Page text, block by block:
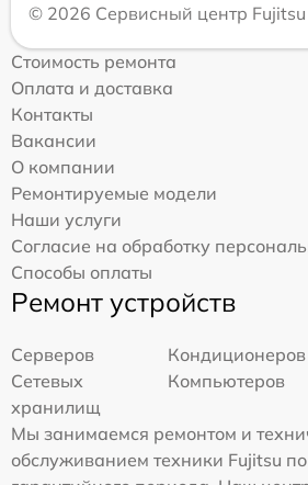
© 2026 Сервисный центр Fujitsu
Стоимость ремонта
Оплата и доставка
Контакты
Вакансии
О компании
Ремонтируемые модели
Наши услуги
Согласие на обработку
Способы оплаты
Ремонт устройств
Серверов
Кондиционеров
Сетевых
хранилищ
Компьютеров
Мы занимаемся ремонтом и
обслуживанием техники Fujitsu